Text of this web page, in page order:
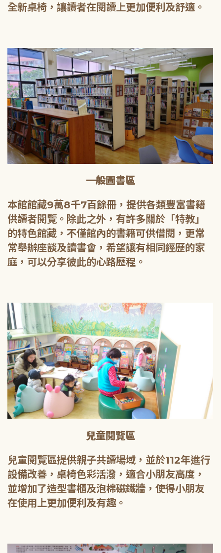
全新桌椅，讓讀者在閱讀上更加便利及舒適。
一般圖書區
本館館藏9萬8千7百餘冊，提供各類豐富書籍
供讀者閱覽。除此之外，有許多關於「特教」
的特色館藏，不僅館內的書籍可供借閱，更常
常舉辦座談及讀書會，希望讓有相同經歷的家
庭，可以分享彼此的心路歷程。
兒童閱覽區
兒童閱覽區提供親子共讀場域，並於112年進行
設備改善，桌椅色彩活潑，適合小朋友高度，
並增加了造型書櫃及泡棉磁鐵牆，使得小朋友
在使用上更加便利及有趣。